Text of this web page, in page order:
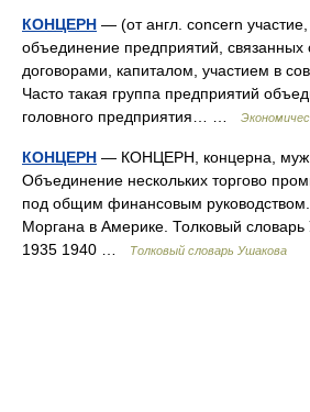
КОНЦЕРН — (от англ. concern
объединение предприятий, связанных
договорами, капиталом, участием в
Часто такая группа предприятий
головного предприятия… …
КОНЦЕРН — КОНЦЕРН, концерна, муж.
Объединение нескольких торгово
под общим финансовым
Моргана в Америке. Толковый
1935 1940 …
Толковый словарь Ушакова